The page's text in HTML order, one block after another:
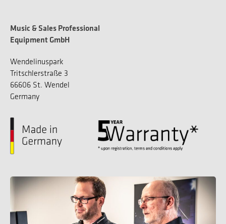
Music & Sales Professional
Equipment GmbH
Wendelinuspark
Tritschlerstraße 3
66606 St. Wendel
Germany